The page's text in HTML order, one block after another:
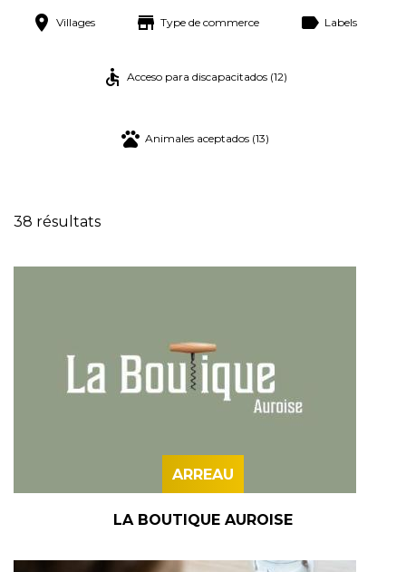
Villages Type de commerce Labels
Acceso para discapacitados (12)
Animales aceptados (13)
38 résultats
ARREAU
LA BOUTIQUE AUROISE